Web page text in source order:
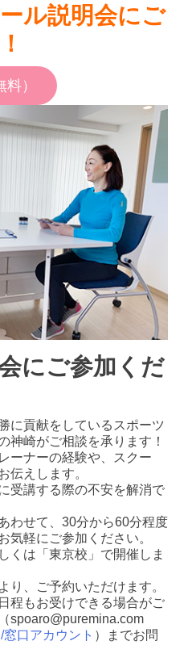
ル説明会にご
）
にご参加くだ
に貢献をしているスポーツ
神崎がご相談を承ります！
ーナーの経験や、スクー
伝えします。
受講する際の不安を解消で
わせて、30分から60分程度
気軽にご参加ください。
くは「東京校」で開催しま
り、ご予約いただけます。
程もお受けできる場合がご
spoaro@puremina.com
口アカウント ）までお問